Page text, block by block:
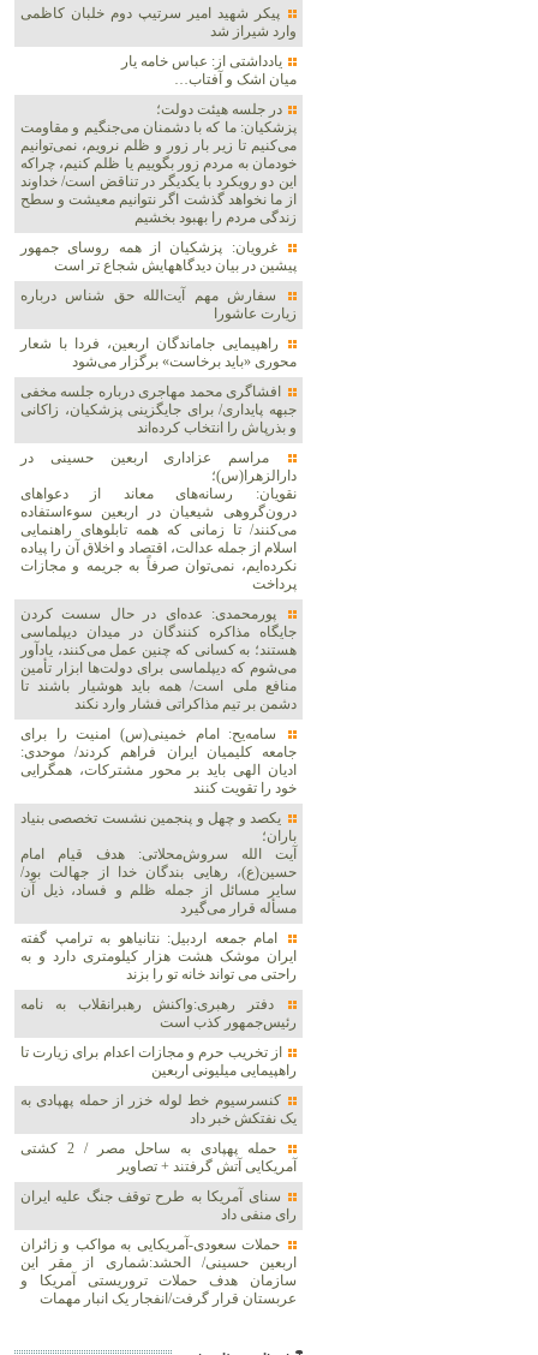
پیکر شهید امیر سرتیپ دوم خلبان کاظمی
وارد شیراز شد
یادداشتی از: عباس خامه یار
میان اشک و آفتاب…
در جلسه هیئت دولت؛
پزشکیان: ما که با دشمنان می‌جنگیم و مقاومت
می‌کنیم تا زیر بار زور و ظلم نرویم، نمی‌توانیم
خودمان به مردم زور بگوییم یا ظلم کنیم، چراکه
این دو رویکرد با یکدیگر در تناقض است/ خداوند
از ما نخواهد گذشت اگر نتوانیم معیشت و سطح
زندگی مردم را بهبود بخشیم
غرویان: پزشکیان از همه روسای جمهور
پیشین در بیان دیدگاههایش شجاع تر است
سفارش مهم آیت‌الله حق شناس درباره
زیارت عاشورا
راهپیمایی جاماندگان اربعین، فردا با شعار
محوری «باید برخاست» برگزار می‌شود
افشاگری محمد مهاجری درباره جلسه مخفی
جبهه پایداری/ برای جایگزینی پزشکیان، زاکانی
و بذرپاش را انتخاب کرده‌اند
مراسم عزاداری اربعین حسینی در
دارالزهرا(س)؛
نقویان: رسانه‌های معاند از دعواهای
درون‌گروهی شیعیان در اربعین سوءاستفاده
می‌کنند/ تا زمانی که همه تابلوهای راهنمایی
اسلام از جمله عدالت، اقتصاد و اخلاق آن را پیاده
نکرده‌ایم، نمی‌توان صرفاً به جریمه و مجازات
پرداخت
پورمحمدی: عده‌ای در حال سست کردن
جایگاه مذاکره کنندگان در میدان دیپلماسی
هستند؛ به کسانی که چنین عمل می‌کنند، یادآور
می‌شوم که دیپلماسی برای دولت‌ها ابزار تأمین
منافع ملی است/ همه باید هوشیار باشند تا
دشمن بر تیم مذاکراتی فشار وارد نکند
سامه‌یح: امام خمینی(س) امنیت را برای
جامعه کلیمیان ایران فراهم کردند/ موحدی:
ادیان الهی باید بر محور مشترکات، همگرایی
خود را تقویت کنند
یکصد و چهل و پنجمین نشست تخصصی بنیاد
باران؛
آیت الله سروش‌محلاتی: هدف قیام امام
حسین(ع)، رهایی بندگان خدا از جهالت بود/
سایر مسائل از جمله ظلم و فساد، ذیل آن
مسأله قرار می‌گیرد
امام جمعه اردبیل: نتانیاهو به ترامپ گفته
ایران موشک هشت هزار کیلومتری دارد و به
راحتی می تواند خانه تو را بزند
دفتر رهبری:واکنش رهبرانقلاب به نامه
رئیس‌جمهور کذب است
از تخریب حرم و مجازات اعدام برای زیارت تا
راهپیمایی میلیونی اربعین
کنسرسیوم خط لوله خزر از حمله پهپادی به
یک نفتکش خبر داد
حمله پهپادی به ساحل مصر / 2 کشتی
آمریکایی آتش گرفتند + تصاویر
سنای آمریکا به طرح توقف جنگ علیه ایران
رای منفی داد
حملات سعودی-آمریکایی به مواکب و زائران
اربعین حسینی/ الحشد:شماری از مقر این
سازمان هدف حملات تروریستی آمریکا و
عربستان قرار گرفت/انفجار یک انبار مهمات